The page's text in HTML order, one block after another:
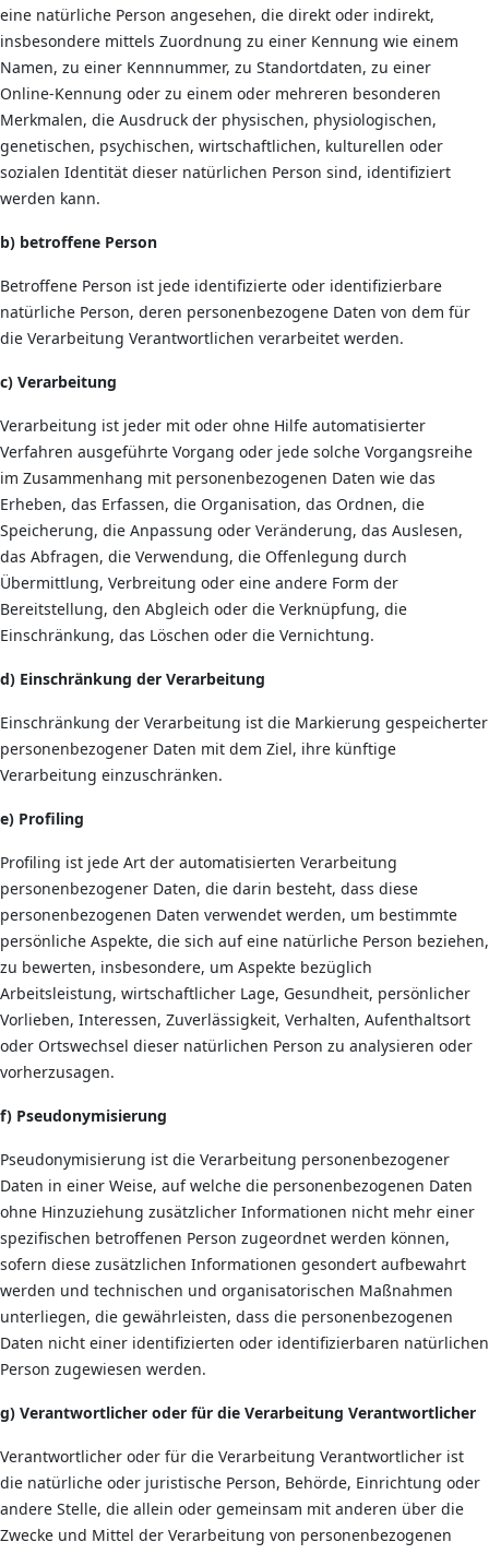
eine natürliche Person angesehen, die direkt oder indirekt,
insbesondere mittels Zuordnung zu einer Kennung wie einem
Namen, zu einer Kennnummer, zu Standortdaten, zu einer
Online-Kennung oder zu einem oder mehreren besonderen
Merkmalen, die Ausdruck der physischen, physiologischen,
genetischen, psychischen, wirtschaftlichen, kulturellen oder
sozialen Identität dieser natürlichen Person sind, identifiziert
werden kann.
b) betroffene Person
Betroffene Person ist jede identifizierte oder identifizierbare
natürliche Person, deren personenbezogene Daten von dem für
die Verarbeitung Verantwortlichen verarbeitet werden.
c) Verarbeitung
Verarbeitung ist jeder mit oder ohne Hilfe automatisierter
Verfahren ausgeführte Vorgang oder jede solche Vorgangsreihe
im Zusammenhang mit personenbezogenen Daten wie das
Erheben, das Erfassen, die Organisation, das Ordnen, die
Speicherung, die Anpassung oder Veränderung, das Auslesen,
das Abfragen, die Verwendung, die Offenlegung durch
Übermittlung, Verbreitung oder eine andere Form der
Bereitstellung, den Abgleich oder die Verknüpfung, die
Einschränkung, das Löschen oder die Vernichtung.
d) Einschränkung der Verarbeitung
Einschränkung der Verarbeitung ist die Markierung gespeicherter
personenbezogener Daten mit dem Ziel, ihre künftige
Verarbeitung einzuschränken.
e) Profiling
Profiling ist jede Art der automatisierten Verarbeitung
personenbezogener Daten, die darin besteht, dass diese
personenbezogenen Daten verwendet werden, um bestimmte
persönliche Aspekte, die sich auf eine natürliche Person beziehen,
zu bewerten, insbesondere, um Aspekte bezüglich
Arbeitsleistung, wirtschaftlicher Lage, Gesundheit, persönlicher
Vorlieben, Interessen, Zuverlässigkeit, Verhalten, Aufenthaltsort
oder Ortswechsel dieser natürlichen Person zu analysieren oder
vorherzusagen.
f) Pseudonymisierung
Pseudonymisierung ist die Verarbeitung personenbezogener
Daten in einer Weise, auf welche die personenbezogenen Daten
ohne Hinzuziehung zusätzlicher Informationen nicht mehr einer
spezifischen betroffenen Person zugeordnet werden können,
sofern diese zusätzlichen Informationen gesondert aufbewahrt
werden und technischen und organisatorischen Maßnahmen
unterliegen, die gewährleisten, dass die personenbezogenen
Daten nicht einer identifizierten oder identifizierbaren natürlichen
Person zugewiesen werden.
g) Verantwortlicher oder für die Verarbeitung Verantwortlicher
Verantwortlicher oder für die Verarbeitung Verantwortlicher ist
die natürliche oder juristische Person, Behörde, Einrichtung oder
andere Stelle, die allein oder gemeinsam mit anderen über die
Zwecke und Mittel der Verarbeitung von personenbezogenen